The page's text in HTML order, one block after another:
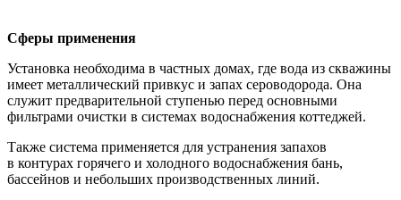
Сферы применения
Установка необходима в частных домах, где вода из скважины
имеет металлический привкус и запах сероводорода. Она
служит предварительной ступенью перед основными
фильтрами очистки в системах водоснабжения коттеджей.
Также система применяется для устранения запахов
в контурах горячего и холодного водоснабжения бань,
бассейнов и небольших производственных линий.